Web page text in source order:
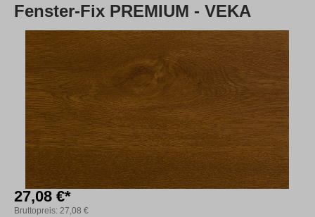
Fenster-Fix PREMIUM - VEKA
Bildergalerie überspringen
27,08 €*
Bruttopreis: 27,08 €